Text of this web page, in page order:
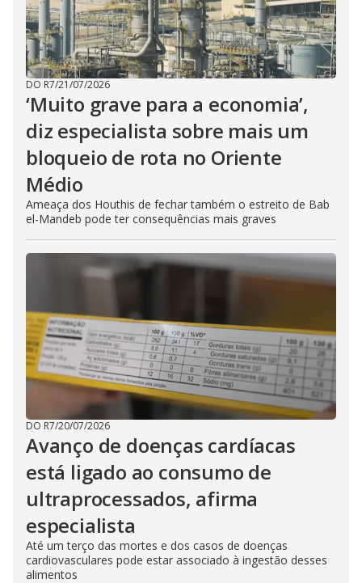
DO R7/21/07/2026
‘Muito grave para a economia’,
diz especialista sobre mais um
bloqueio de rota no Oriente
Médio
Ameaça dos Houthis de fechar também o estreito de Bab
el-Mandeb pode ter consequências mais graves
DO R7/20/07/2026
Avanço de doenças cardíacas
está ligado ao consumo de
ultraprocessados, afirma
especialista
Até um terço das mortes e dos casos de doenças
cardiovasculares pode estar associado à ingestão desses
alimentos